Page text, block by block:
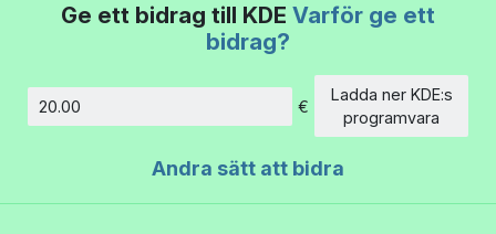
Ge ett bidrag till KDE Varför ge ett
bidrag?
€
Ladda ner KDE:s
programvara
Andra sätt att bidra